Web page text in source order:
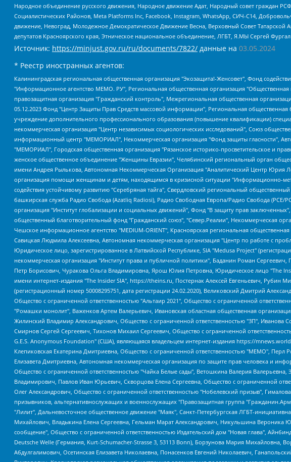
Народное объединение русского движения, Народное движение Адат, Народный совет граждан
Социалистических Районов, Meta Platforms Inc, Facebook, Instagram, WhatsApp, СИЧ-С14,
движение, Невоград, Молодежное Демократическое Движение Весна, Верховный Совет
депутатов Красноярского края, Этническое национальное объединение, ЛГБТ, Я.МЫ Сергей Фургал
Источник: https://minjust.gov.ru/ru/documents/7822/ данные на 03.05.2024
* Реестр иностранных агентов:
Калининградская региональная общественная организация "Экозащита!-Женсовет", Фонд содействия защите прав и свобод граждан "Общественный вердикт", Фонд "Институт Развития Свободы Информации", Частное учреждение "Информационное агентство МЕМО. РУ", Региональная общественная организация "Общественная комиссия по сохранению наследия академика Сахарова", Фонд поддержки свободы прессы, Санкт-Петербургская общественная правозащитная организация "Гражданский контроль", Межрегиональная общественная организация "Информационно-просветительский центр "Мемориал", Региональный Фонд "Центр Защиты Прав Средств Массовой Информации", с 05.12.2023 Фонд "Центр Защиты Прав Средств массовой информации", Региональная общественная благотворительная организация помощи беженцам и мигрантам "Гражданское содействие", Негосударственное образовательное учреждение дополнительного профессионального образования (повышение квалификации) специалистов "АКАДЕМИЯ ПО ПРАВАМ ЧЕЛОВЕКА", Свердловская региональная общественная организация "Сутяжник", Автономная некоммерческая организация "Центр независимых социологических исследований", Союз общественных объединений "Российский исследовательский центр по правам человека", Региональное общественное учреждение научно-информационный центр "МЕМОРИАЛ", Некоммерческая организация "Фонд защиты гласности", Автономная некоммерческая организация "Институт прав человека", Городская общественная организация "Екатеринбургское общество "МЕМОРИАЛ", Городская общественная организация "Рязанское историко-просветительское и правозащитное общество "Мемориал" (Рязанский Мемориал), Челябинский региональный орган общественной самодеятельности – женское общественное объединение "Женщины Евразии", Челябинский региональный орган общественной самодеятельности "Уральская правозащитная группа", Фонд содействия защите здоровья и социальной справедливости имени Андрея Рылькова, Автономная Некоммерческая Организация "Аналитический Центр Юрия Левады", Автономная некоммерческая организация социальной поддержки населения "Проект Апрель", Региональная общественная организация помощи женщинам и детям, находящимся в кризисной ситуации "Информационно-методический центр "Анна", Фонд содействия развитию массовых коммуникаций и правовому просвещению "Так-так-Так", Фонд содействия устойчивому развитию "Серебряная тайга", Свердловский региональный общественный фонд социальных проектов "Новое время", "Idel.Реалии", Кавказ.Реалии, Крым.Реалии, Телеканал Настоящее Время, Татаро-башкирская служба Радио Свобода (Azatliq Radiosi), Радио Свободная Европа/Радио Свобода (PCE/PC), "Сибирь.Реалии", "Фактограф", Благотворительный фонд помощи осужденным и их семьям, Автономная некоммерческая организация "Институт глобализации и социальных движений", Фонд "В защиту прав заключенных", Частное учреждение "Центр поддержки и содействия развитию средств массовой информации", Пензенский региональный общественный благотворительный фонд "Гражданский союз", "Север.Реалии", Некоммерческая организация Фонд "Правовая инициатива", Общество с ограниченной ответственностью "Радио Свободная Европа/Радио Свобода", Чешское информационное агентство "MEDIUM-ORIENT", Красноярская региональная общественная организация "Мы против СПИДа", Камалягин Денис Николаевич, Маркелов Сергей Евгеньевич, Пономарев Лев Александрович, Савицкая Людмила Алексеевна, Автономная некоммерческая организация "Центр по работе с проблемой насилия "НАСИЛИЮ.НЕТ", Межрегиональный профессиональный союз работников здравоохранения "Альянс врачей", Юридическое лицо, зарегистрированное в Латвийской Республике, SIA "Medusa Project" (регистрационный номер 40103797863, дата регистрации 10.06.2014), Некоммерческая организация "Фонд по борьбе с коррупцией", Автономная некоммерческая организация "Институт права и публичной политики", Баданин Роман Сергеевич, Гликин Максим Александрович, Железнова Мария Михайловна, Лукьянова Юлия Сергеевна, Маетная Елизавета Витальевна, Маняхин Петр Борисович, Чуракова Ольга Владимировна, Ярош Юлия Петровна, Юридическое лицо "The Insider SIA", зарегистрированное в Риге, Латвийская Республика (дата регистрации 26.06.2015), являющееся администратором доменного имени интернет-издания "The Insider SIA", https://theins.ru, Постернак